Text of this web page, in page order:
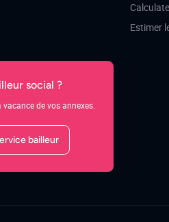
social ?
de vos annexes.
bailleur
Estimer